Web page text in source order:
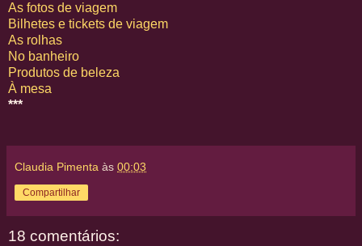
As fotos de viagem
Bilhetes e tickets de viagem
As rolhas
No banheiro
Produtos de beleza
À mesa
***
Claudia Pimenta às 00:03
Compartilhar
18 comentários: